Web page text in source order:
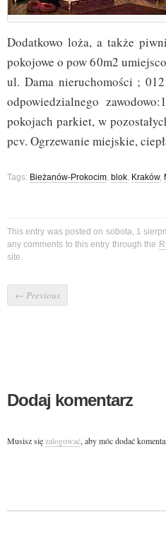
Dodatkowo loża, a także
pokojowe o pow 60m2
ul. Dama nieruchomości ;
odpowiedzialnego
pokojach parkiet, w
pcv. Ogrzewanie miejskie,
Tags: Bieżanów-Prokocim, blok, Kraków,
This entry was posted on sobota, 1
any comments to this entry through the
site.
← Previous
Dodaj komentarz
Musisz sięzalogować, aby móc dodać